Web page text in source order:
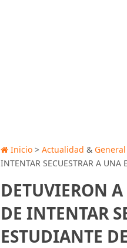
Inicio >Actualidad & General
INTENTAR SECUESTRAR A UNA
DETUVIERON
DE INTENTAR
ESTUDIANTE